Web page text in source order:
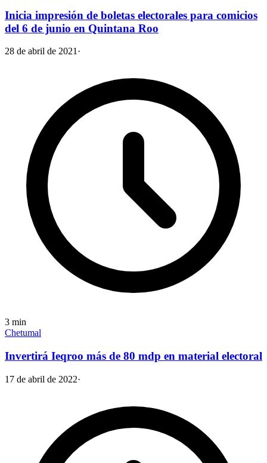
Inicia impresión de boletas electorales para comicios
del 6 de junio en Quintana Roo
28 de abril de 2021 ·
3 min
Chetumal
Invertirá Ieqroo más de 80 mdp en material electoral
17 de abril de 2022·